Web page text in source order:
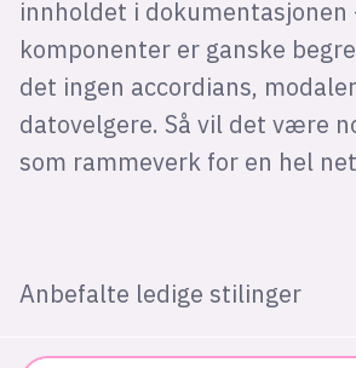
innholdet i dokumentasjonen
komponenter er ganske
det ingen accordians,
datovelgere. Så vil det være
som rammeverk for en hel
Anbefalte ledige stilinger